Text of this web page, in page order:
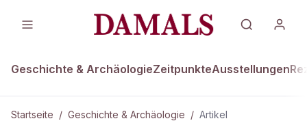
Geschichte & ArchäologieZeitpunkteAusstellungen
Startseite / Geschichte & Archäologie / Artikel